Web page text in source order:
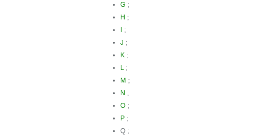
G ;
H ;
I ;
J ;
K ;
L ;
M ;
N ;
O ;
P ;
Q ;